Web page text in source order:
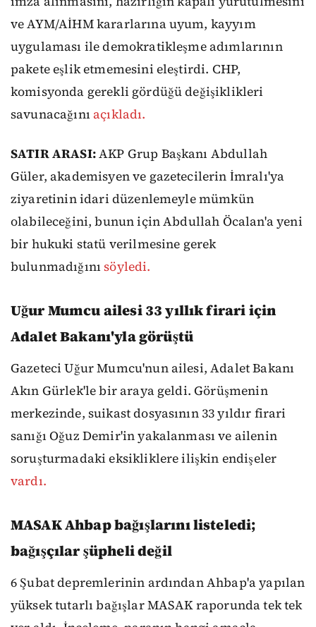
ve AYM/AİHM kararlarına uyum, kayyım
uygulaması ile demokratikleşme adımlarının
pakete eşlik etmemesini eleştirdi. CHP,
komisyonda gerekli gördüğü değişiklikleri
savunacağını açıkladı.
SATIR ARASI:AKP Grup Başkanı Abdullah
Güler, akademisyen ve gazetecilerin İmralı'ya
ziyaretinin idari düzenlemeyle mümkün
olabileceğini, bunun için Abdullah Öcalan'a yeni
bir hukuki statü verilmesine gerek
bulunmadığınısöyledi.
Uğur Mumcu ailesi 33 yıllık firari için
Adalet Bakanı'yla görüştü
Gazeteci Uğur Mumcu'nun ailesi, Adalet Bakanı
Akın Gürlek'le bir araya geldi. Görüşmenin
merkezinde, suikast dosyasının 33 yıldır firari
sanığı Oğuz Demir'in yakalanması ve ailenin
soruşturmadaki eksikliklere ilişkin endişeler
vardı.
MASAK Ahbap bağışlarını listeledi;
bağışçılar şüpheli değil
6 Şubat depremlerinin ardından Ahbap'a yapılan
yüksek tutarlı bağışlar MASAK raporunda tek tek